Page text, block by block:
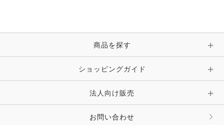
時計・財布・キーケース・革小物
キーホルダー・チャーム・ストラップ
その他 ファッション雑貨
ピン・ブローチ・コサージュ
その他 アクセサリー
商品を探す
ショッピングガイド
法人向け販売
お問い合わせ